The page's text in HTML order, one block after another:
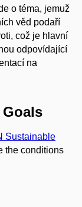
o téma, jemuž
věd podaří
což je hlavní
odpovídající
na
Sustainable
the conditions